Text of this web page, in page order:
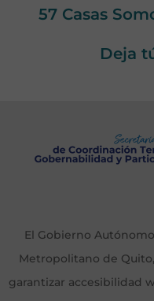
57 Casas
Deja
El Gobierno
Metropolitano de
garantizar accesibilidad